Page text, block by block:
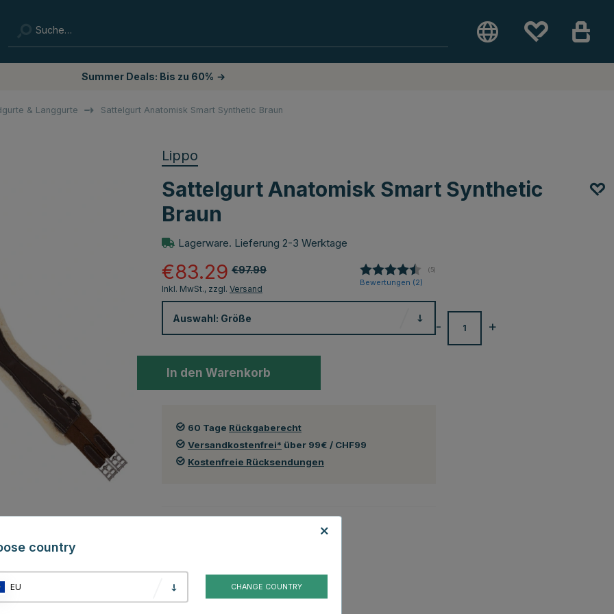
Summer Deals: Bis zu 60% →
& Langgurte Sattelgurt Anatomisk Smart Synthetic Braun
Lippo
Sattelgurt Anatomisk Smart Synthetic
Braun
Lagerware. Lieferung 2-3 Werktage
€97.99
€83.29 (abgegebene bewertungen:
5)
Bewertungen (2)
Inkl. MwSt., zzgl. Versand
Auswahl: Größe +
-
In den Warenkorb
60 Tage Rückgaberecht
Versandkostenfrei* über 99€ / CHF99
Kostenfreie Rücksendungen
country
EU CHANGE COUNTRY